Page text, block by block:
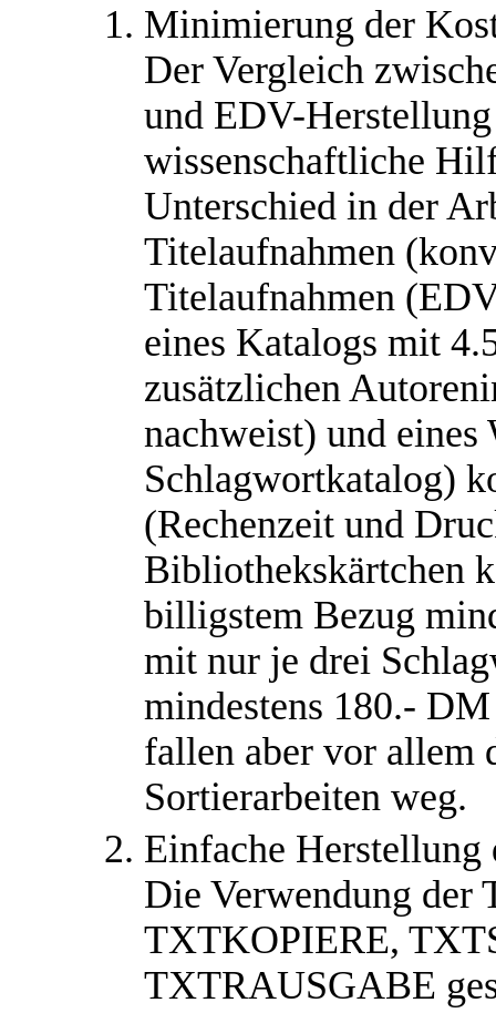
Minimierung der
Der Vergleich
und EDV-
wissenschaftliche
Unterschied in der
Titelaufnahmen
Titelaufnahmen
eines Katalogs mit
zusätzlichen
nachweist) und
Schlagwortkatalog)
(Rechenzeit und
Bibliothekskärtchen
billigstem Bezug
mit nur je drei
mindestens 180.-
fallen aber vor allem
Sortierarbeiten weg.
Einfache
Die Verwendung der
TXTKOPIERE,
TXTRAUSGABE